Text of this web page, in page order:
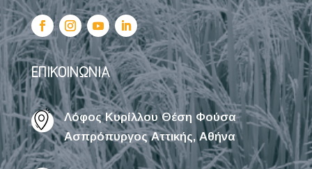
ΕΠΙΚΟΙΝΩΝΙΑ
Λόφος Κυρίλλου Θέση Φούσα
Ασπρόπυργος Αττικής, Αθήνα